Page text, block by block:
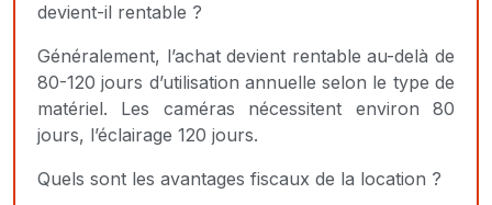
devient-il rentable ?
Généralement, l’achat devient rentable au-delà de
80-120 jours d’utilisation annuelle selon le type de
matériel. Les caméras nécessitent environ 80
jours, l’éclairage 120 jours.
Quels sont les avantages fiscaux de la location ?